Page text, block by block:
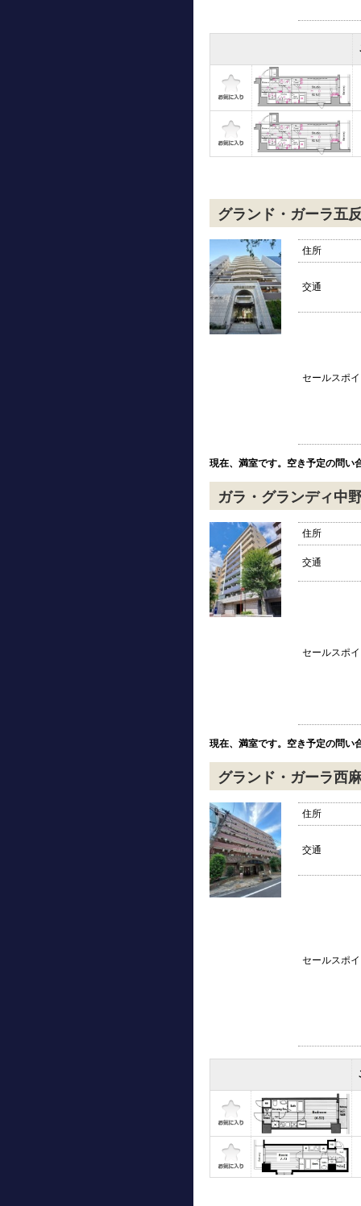
グランド・ガーラ五
住所
交通
セールスポ
現在、満室です。空き予定の問い
ガラ・グランディ中
住所
交通
セールスポ
現在、満室です。空き予定の問い
グランド・ガーラ西
住所
交通
セールスポ